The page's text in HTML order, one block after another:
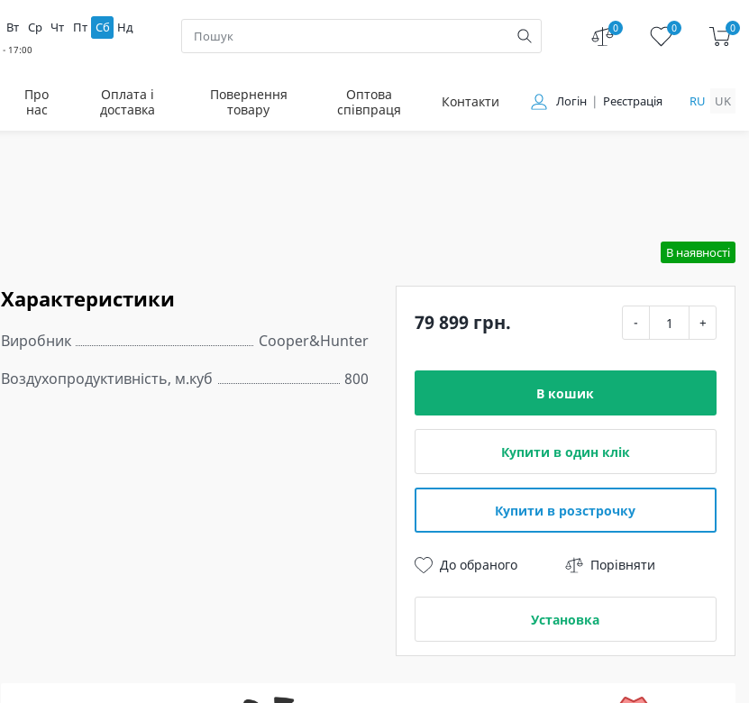
Вт Ср Чт Пт Сб Нд 0 0 0
Про
нас
Оплата і
доставка
Повернення
товару
Оптова
співпраця
Контакти Логін Реєстрація RU UK
В наявності
Характеристики
Виробник
Cooper&Hunter
Воздухопродуктивність, м.куб
800
79 899 грн. - +
В кошик
Купити в один клік
Купити в розстрочку
До обраного Порівняти
Установка